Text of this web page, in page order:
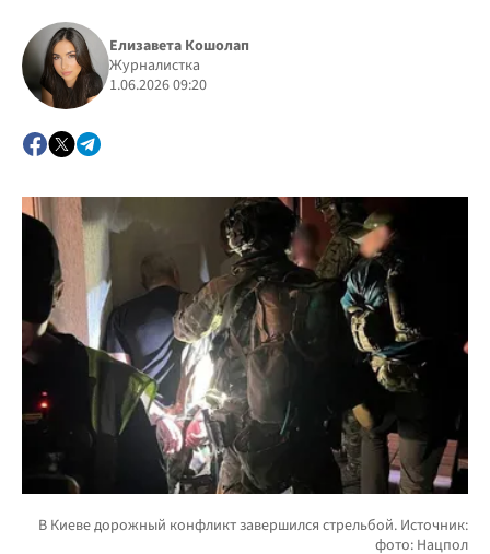
Елизавета Кошолап
Журналистка
1.06.2026 09:20